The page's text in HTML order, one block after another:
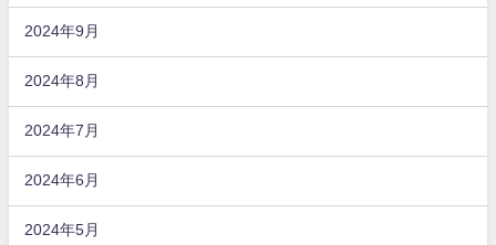
2024年9月
2024年8月
2024年7月
2024年6月
2024年5月